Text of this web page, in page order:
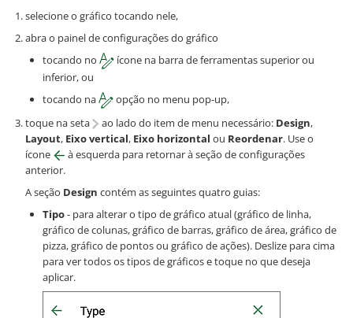
selecione o gráfico tocando nele,
abra o painel de configurações do gráfico
tocando no
ícone na barra de ferramentas superior ou
inferior, ou
tocando na
opção no menu pop-up,
toque na seta
ao lado do item de menu necessário: Design,
Layout, Eixo vertical, Eixo horizontal ou Reordenar. Use o
ícone
à esquerda para retornar à seção de configurações
anterior.
A seção Design contém as seguintes quatro guias:
Tipo- para alterar o tipo de gráfico atual (gráfico de linha,
gráfico de colunas, gráfico de barras, gráfico de área, gráfico de
pizza, gráfico de pontos ou gráfico de ações). Deslize para cima
para ver todos os tipos de gráficos e toque no que deseja
aplicar.